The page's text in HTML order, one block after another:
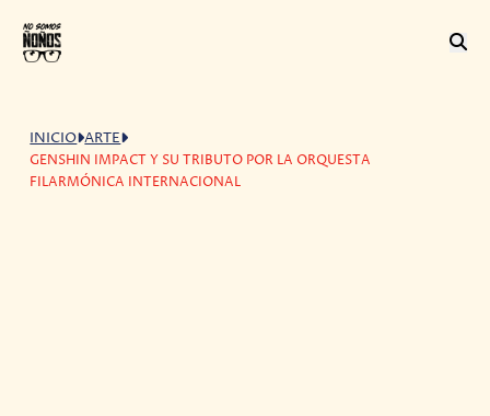
INICIO ARTE
GENSHIN IMPACT Y SU TRIBUTO POR LA ORQUESTA
FILARMÓNICA INTERNACIONAL